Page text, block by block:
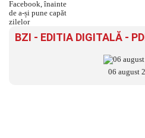
BZI - EDITIA DIGITALĂ -
06 august